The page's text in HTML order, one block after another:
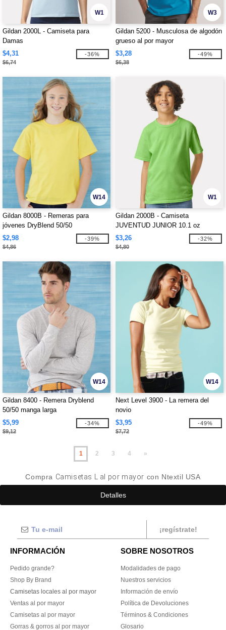
W1
Gildan 2000L - Camiseta para
Damas
$4,31
$6,74
-36%
W3
Gildan 5200 - Musculosa de algodón
grueso al por mayor
$3,28
$6,38
-49%
W14
Gildan 8000B - Remeras para
jóvenes DryBlend 50/50
$2,98
$4,86
-39%
W1
Gildan 2000B - Camiseta
JUVENTUD JUNIOR 10.1 oz
$3,26
$4,80
-32%
W14
Gildan 8400 - Remera Dryblend
50/50 manga larga
$5,99
$9,12
-34%
W14
Next Level 3900 - La remera del
novio
$3,95
$7,72
-49%
1 2 3 4 »
Compra Camisetas L al por mayor con Ntextil USA
Detalles
¡regístrate!
INFORMACIÓN
Pedido grande?
Shop By Brand
Camisetas locales al por mayor
Ventas al por mayor
Camisetas al por mayor
Gorras & gorros al por mayor
SOBRE NOSOTROS
Modalidades de pago
Nuestros servicios
Información de envío
Política de Devoluciones
Términos & Condiciones
Glosario